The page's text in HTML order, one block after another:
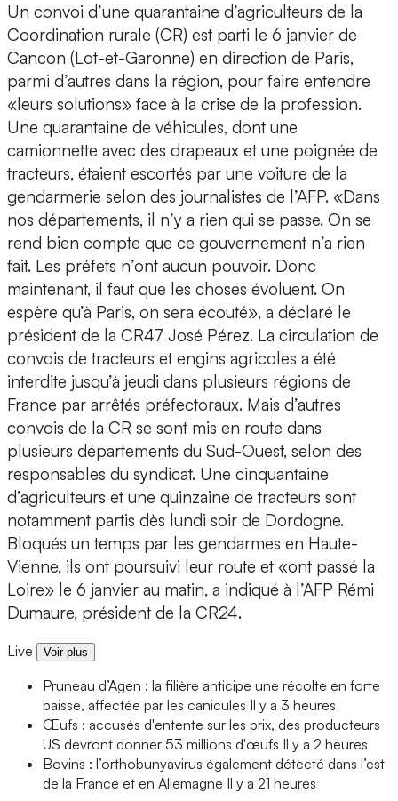
Un convoi d’une quarantaine d’agriculteurs de la
Coordination rurale (CR) est parti le 6 janvier de
Cancon (Lot-et-Garonne) en direction de Paris,
parmi d’autres dans la région, pour faire entendre
«leurs solutions» face à la crise de la profession.
Une quarantaine de véhicules, dont une
camionnette avec des drapeaux et une poignée de
tracteurs, étaient escortés par une voiture de la
gendarmerie selon des journalistes de l’AFP. «Dans
nos départements, il n’y a rien qui se passe. On se
rend bien compte que ce gouvernement n’a rien
fait. Les préfets n’ont aucun pouvoir. Donc
maintenant, il faut que les choses évoluent. On
espère qu’à Paris, on sera écouté», a déclaré le
président de la CR47 José Pérez. La circulation de
convois de tracteurs et engins agricoles a été
interdite jusqu’à jeudi dans plusieurs régions de
France par arrêtés préfectoraux. Mais d’autres
convois de la CR se sont mis en route dans
plusieurs départements du Sud-Ouest, selon des
responsables du syndicat. Une cinquantaine
d’agriculteurs et une quinzaine de tracteurs sont
notamment partis dès lundi soir de Dordogne.
Bloqués un temps par les gendarmes en Haute-
Vienne, ils ont poursuivi leur route et «ont passé la
Loire» le 6 janvier au matin, a indiqué à l’AFP Rémi
Dumaure, président de la CR24.
Live Voir plus
Pruneau d’Agen : la filière anticipe une récolte en forte
baisse, affectée par les canicules Il y a 3 heures
Œufs : accusés d'entente sur les prix, des producteurs
US devront donner 53 millions d'œufs Il y a 2 heures
Bovins : l’orthobunyavirus également détecté dans l’est
de la France et en Allemagne Il y a 21 heures